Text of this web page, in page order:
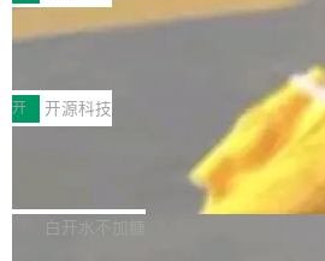
64 STAR64，以及 QEMU。 增强了对
-2024 和 C23 编程接口标准的兼容性。
_linux(8) 增强了对 Linux 系统调用的支
括 epoll（围绕 kqueue 实现）、POSIX
列、...
台鲸鸿动能协同华为游戏中心，面向游戏
发者及生态伙伴，系统呈现了平台在游戏
完整能力版图——从IAP高价值用户的全
营、到IAA游戏的“买变一体”正循环、再
广告协同的全链路经营闭环，以及面向
的出海增长布局。 华为终端云业务商业
责人在开场致辞中表示，游戏开发者的
已不再是“多一个投放渠道”，而是一套
技嘉X3D系列再添新成员 B850
面向AMD Ryzen X3D处理器玩家，技
列主板阵容迎来新成员——B850
X3D。作为面向主流高性能平台打造的
产品，B850 AORUS ELITE X3D延续技
D平台优化上的技术积累，旨在为游戏玩
更稳定、更高效的装机选择。 B850
开 开源科技
Zadig v5.0 发布：AI 发布专员与 AI
我们团队这几天最大的卡点不是 AI 写得
好，是 AI 写得太好了。 好到审查排期从
白开水不加糖